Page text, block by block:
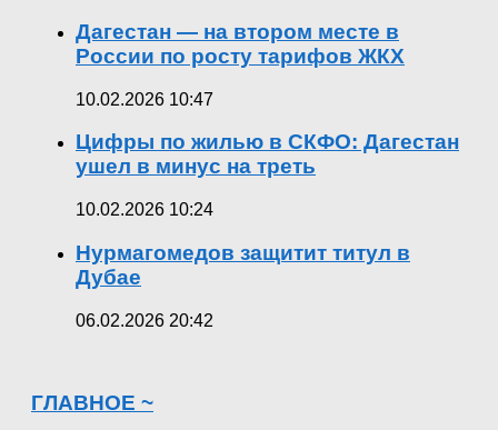
Дагестан — на втором месте в
России по росту тарифов ЖКХ
10.02.2026 10:47
Цифры по жилью в СКФО: Дагестан
ушел в минус на треть
10.02.2026 10:24
Нурмагомедов защитит титул в
Дубае
06.02.2026 20:42
ГЛАВНОЕ ~